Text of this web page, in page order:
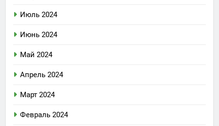
Июль 2024
Июнь 2024
Май 2024
Апрель 2024
Март 2024
Февраль 2024